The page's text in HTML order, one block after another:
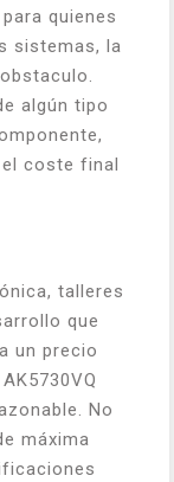
quienes
sistemas, la
algún tipo
coste final
talleres
que
un precio
No
máxima